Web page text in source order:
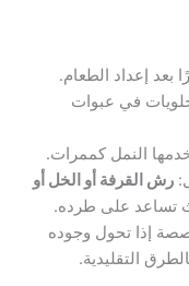
إعداد الطعام.
في عبوات
النمل كممرات.
رش القرفة أو الخل أو
تساعد على طرده.
إذا تحول وجوده
التقليدية.